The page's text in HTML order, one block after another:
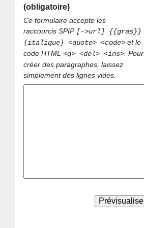
(obligatoire)
Ce formulaire accepte les
raccourcis SPIP [->url] {{gras}}
{italique} <quote> <code> et le
code HTML<q> <del> <ins> . Pour
créer des paragraphes, laissez
simplement des lignes vides.